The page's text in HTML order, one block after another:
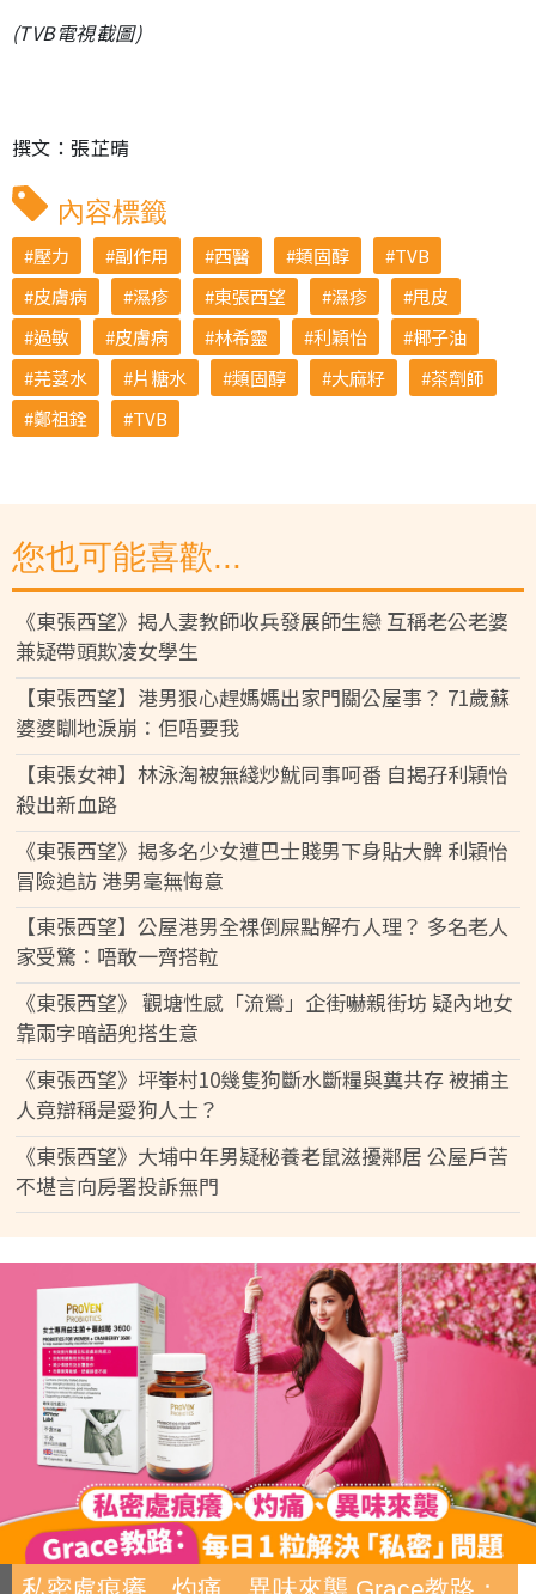
(TVB電視截圖)
撰文：張芷晴
內容標籤
壓力 副作用 西醫 類固醇
TVB
皮膚病
濕疹 東張西望 濕疹
甩皮
過敏
皮膚病 林希靈 利穎怡
椰子油
芫荽水
片糖水 類固醇 大麻籽
茶劑師
鄭祖銓
TVB
您也可能喜歡...
《東張西望》揭人妻教師收兵發展師生戀 互稱老公老婆
兼疑帶頭欺凌女學生
【東張西望】港男狠心趕媽媽出家門關公屋事？ 71歲蘇
婆婆瞓地淚崩：佢唔要我
【東張女神】林泳淘被無綫炒魷同事呵番 自揭孖利穎怡
殺出新血路
《東張西望》揭多名少女遭巴士賤男下身貼大髀 利穎怡
冒險追訪 港男毫無悔意
【東張西望】公屋港男全裸倒屎點解冇人理？ 多名老人
家受驚：唔敢一齊搭𨋢
《東張西望》 觀塘性感「流鶯」企街嚇親街坊 疑內地女
靠兩字暗語兜搭生意
《東張西望》坪輋村10幾隻狗斷水斷糧與糞共存 被捕主
人竟辯稱是愛狗人士？
《東張西望》大埔中年男疑秘養老鼠滋擾鄰居 公屋戶苦
不堪言向房署投訴無門
私密處痕癢、灼痛、異味來襲 Grace教路：